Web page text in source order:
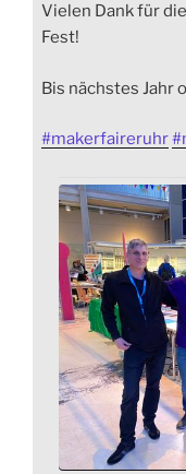
Vielen Dank für
Fest!
Bis nächstes Jahr
#makerfaireruhr#